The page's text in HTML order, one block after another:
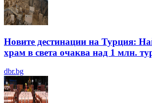
Новите дестинации на Турция:
храм в света очаква над 1 млн.
dbr.bg